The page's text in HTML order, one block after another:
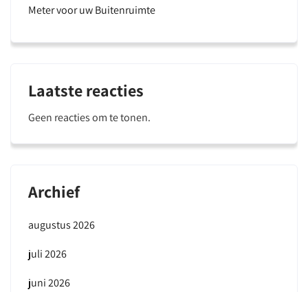
Meter voor uw Buitenruimte
Laatste reacties
Geen reacties om te tonen.
Archief
augustus 2026
juli 2026
juni 2026